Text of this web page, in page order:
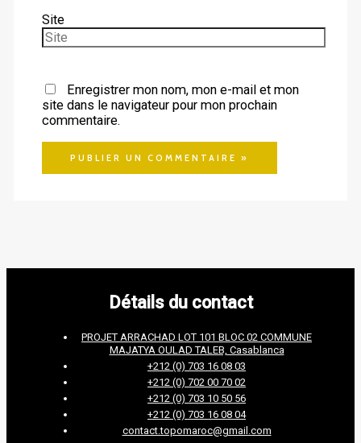
Site
Enregistrer mon nom, mon e-mail et mon
site dans le navigateur pour mon prochain
commentaire.
Détails du contact
PROJET ARRACHAD LOT 101 BLOC 02 COMMUNE
MAJATYA OULAD TALEB, Casablanca
+212 (0) 703 16 08 03
+212 (0) 702 00 70 02
+212 (0) 703 10 50 56
+212 (0) 703 16 08 04
contact.topomaroc@gmail.com